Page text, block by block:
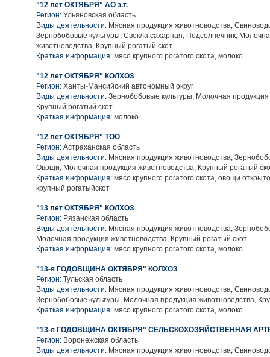
"12 лет ОКТЯБРЯ" АО з.т.
Регион: Ульяновская область
Виды деятельности: Мясная продукция животноводства,
Зернобобовые культуры, Свекла сахарная, Подсолнечник,
животноводства, Крупный рогатый скот
Краткая информация: мясо крупного рогатого скота, молоко
"12 лет ОКТЯБРЯ" КОЛХОЗ
Регион: Ханты-Мансийский автономный округ
Виды деятельности: Зернобобовые культуры, Молочная продукция
Крупный рогатый скот
Краткая информация: молоко
"12 лет ОКТЯБРЯ" ТОО
Регион: Астраханская область
Виды деятельности: Мясная продукция животноводства,
Овощи, Молочная продукция животноводства, Крупный рогатый
Краткая информация: мясо крупного рогатого скота, овощи
крупный рогатыйскот
"13 лет ОКТЯБРЯ" КОЛХОЗ
Регион: Рязанская область
Виды деятельности: Мясная продукция животноводства,
Молочная продукция животноводства, Крупный рогатый скот
Краткая информация: мясо крупного рогатого скота, молоко
"13-я ГОДОВЩИНА ОКТЯБРЯ" КОЛХОЗ
Регион: Тульская область
Виды деятельности: Мясная продукция животноводства,
Зернобобовые культуры, Молочная продукция животноводства,
Краткая информация: мясо крупного рогатого скота, молоко
"13-я ГОДОВЩИНА ОКТЯБРЯ" СЕЛЬСКОХОЗЯЙСТВЕННАЯ
Регион: Воронежская область
Виды деятельности: Мясная продукция животноводства,